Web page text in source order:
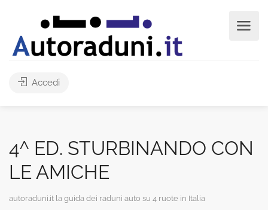
Accedi
4^ ED. STURBINANDO CON
LE AMICHE
autoraduni.it la guida dei raduni auto su 4 ruote in Italia